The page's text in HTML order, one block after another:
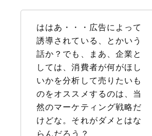
ははあ・・・広告によって
誘導されている、とかいう
話か？でも、まあ、企業と
しては、消費者が何がほし
いかを分析して売りたいも
のをオススメするのは、当
然のマーケティング戦略だ
けどな。それがダメとはな
らんだろう？